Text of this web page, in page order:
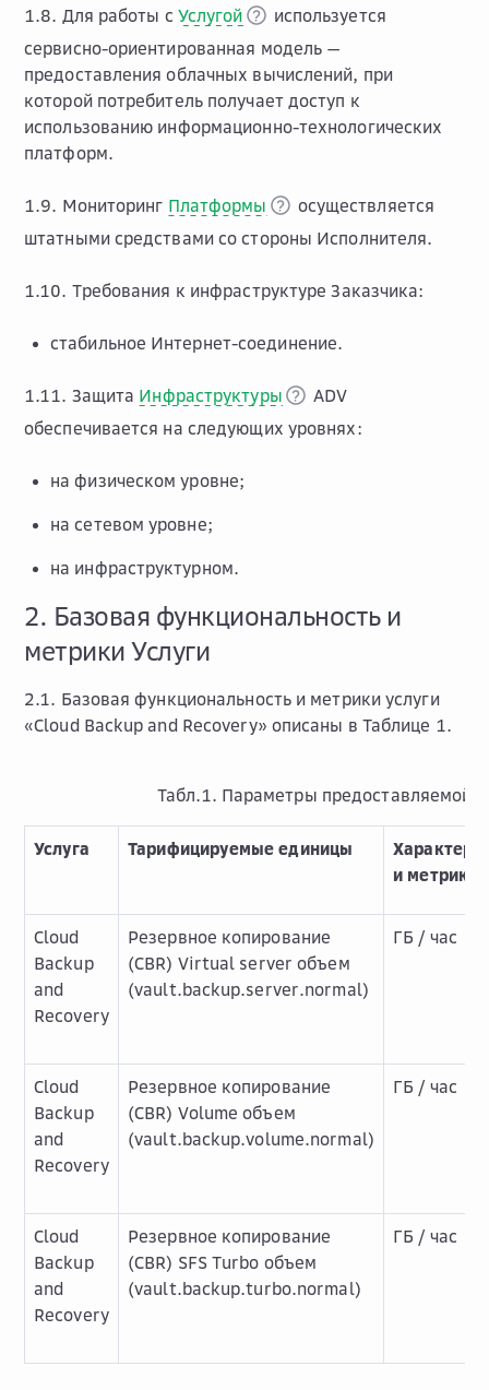
1.8. Для работы с Услугой
используется
сервисно-ориентированная модель —
предоставления облачных вычислений, при
которой потребитель получает доступ к
использованию информационно-технологических
платформ.
1.9. Мониторинг Платформы
осуществляется
штатными средствами со стороны Исполнителя.
1.10. Требования к инфраструктуре Заказчика:
стабильное Интернет-соединение.
1.11. Защита Инфраструктуры
ADV
обеспечивается на следующих уровнях:
на физическом уровне;
на сетевом уровне;
на инфраструктурном.
2. Базовая функциональность и
метрики Услуги
2.1. Базовая функциональность и метрики услуги
«Cloud Backup and Recovery» описаны в Таблице 1.
Табл.1. Параметры предоставляемой
Услуга Тарифицируемые единицы
и метрики
Cloud
Backup
and
Recovery
Резервное копирование
(CBR) Virtual server объем
(vault.backup.server.normal)
ГБ / час
Cloud
Backup
and
Recovery
Резервное копирование
(CBR) Volume объем
(vault.backup.volume.normal)
ГБ / час
Cloud
Backup
and
Recovery
Резервное копирование
(CBR) SFS Turbo объем
(vault.backup.turbo.normal)
ГБ / час